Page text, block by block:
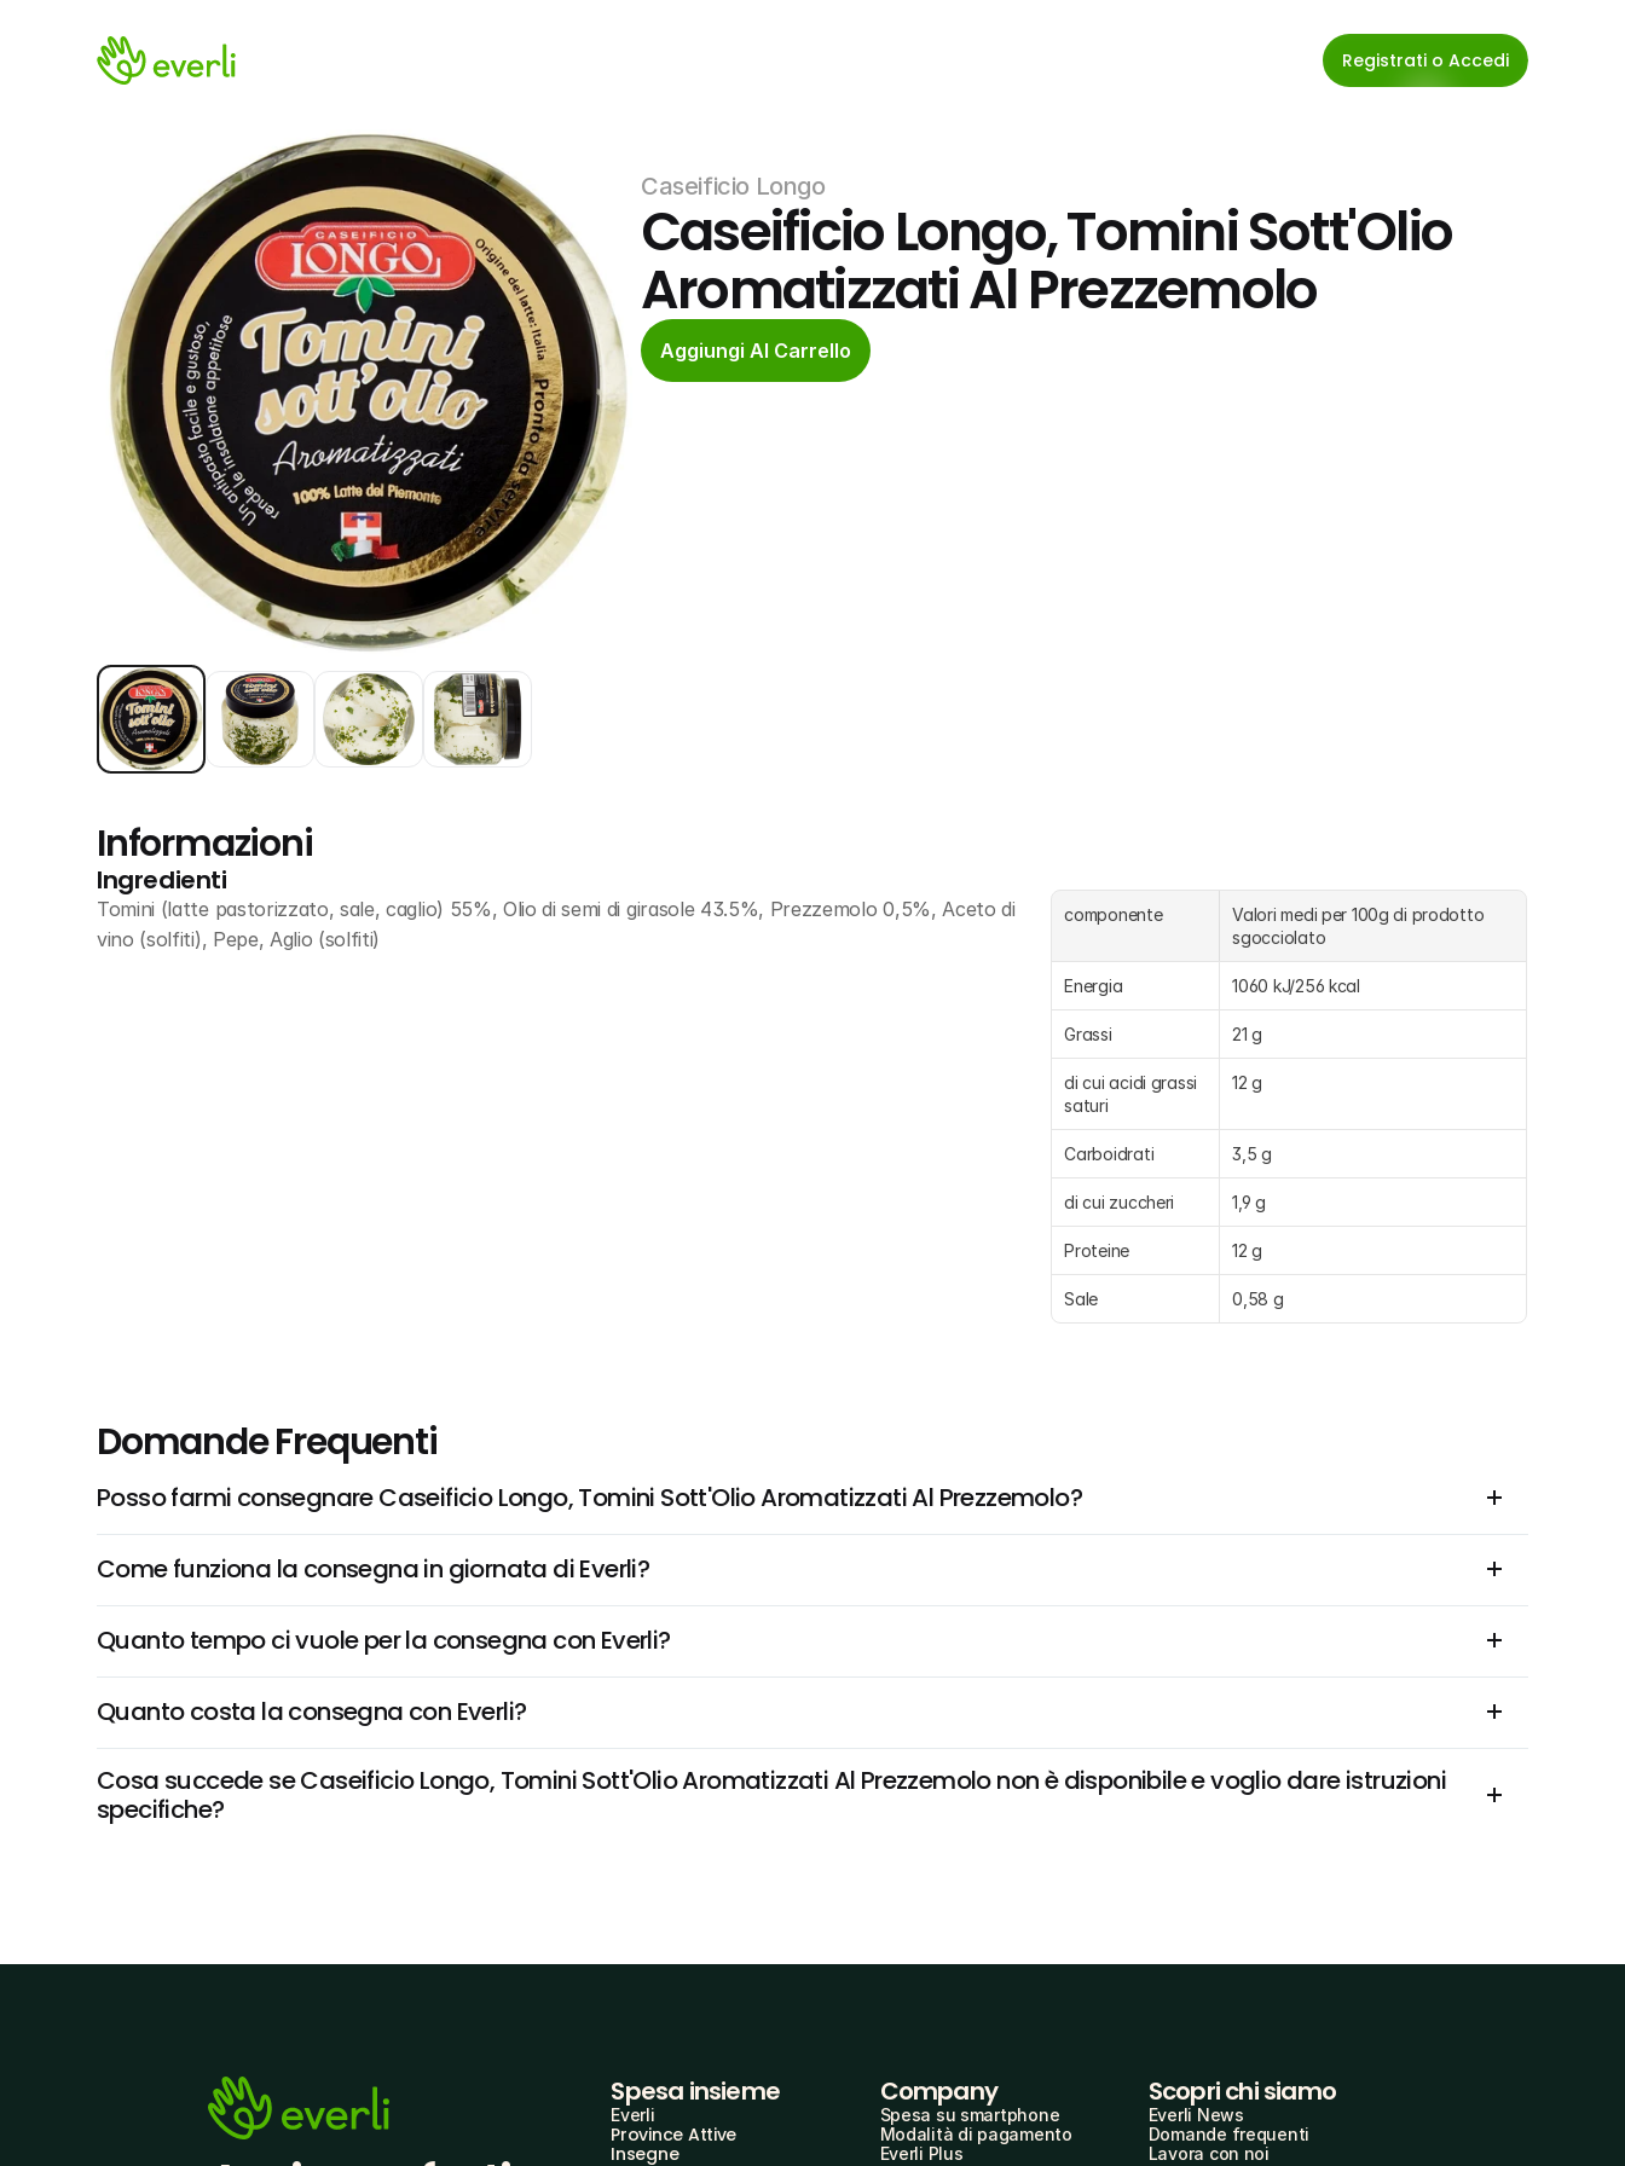
Registrati o Accedi
Caseificio Longo
Caseificio Longo, Tomini Sott'Olio
Aromatizzati Al Prezzemolo
Aggiungi Al Carrello
Informazioni
Ingredienti
Tomini (latte pastorizzato, sale, caglio) 55%, Olio di semi di girasole 43.5%, Prezzemolo 0,5%, Aceto di
vino (solfiti), Pepe, Aglio (solfiti)
componente
Valori medi per 100g di prodotto
sgocciolato
Energia 1060 kJ/256 kcal
Grassi 21 g
di cui acidi grassi
saturi
12 g
Carboidrati 3,5 g
di cui zuccheri 1,9 g
Proteine 12 g
Sale 0,58 g
Domande Frequenti
Posso farmi consegnare Caseificio Longo, Tomini Sott'Olio Aromatizzati Al Prezzemolo?
Come funziona la consegna in giornata di Everli?
Quanto tempo ci vuole per la consegna con Everli?
Quanto costa la consegna con Everli?
Cosa succede se Caseificio Longo, Tomini Sott'Olio Aromatizzati Al Prezzemolo non è disponibile e voglio dare istruzioni
specifiche?
Spesa insieme
Everli
Province Attive
Insegne
Company
Spesa su smartphone
Modalità di pagamento
Everli Plus
Scopri chi siamo
Everli News
Domande frequenti
Lavora con noi